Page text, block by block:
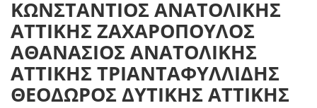
ΚΩΝΣΤΑΝΤΙΟΣ ΑΝΑΤΟΛΙΚΗΣ
ΑΤΤΙΚΗΣ ΖΑΧΑΡΟΠΟΥΛΟΣ
ΑΘΑΝΑΣΙΟΣ ΑΝΑΤΟΛΙΚΗΣ
ΑΤΤΙΚΗΣ ΤΡΙΑΝΤΑΦΥΛΛΙΔΗΣ
ΘΕΟΔΩΡΟΣ ΔΥΤΙΚΗΣ ΑΤΤΙΚΗΣ